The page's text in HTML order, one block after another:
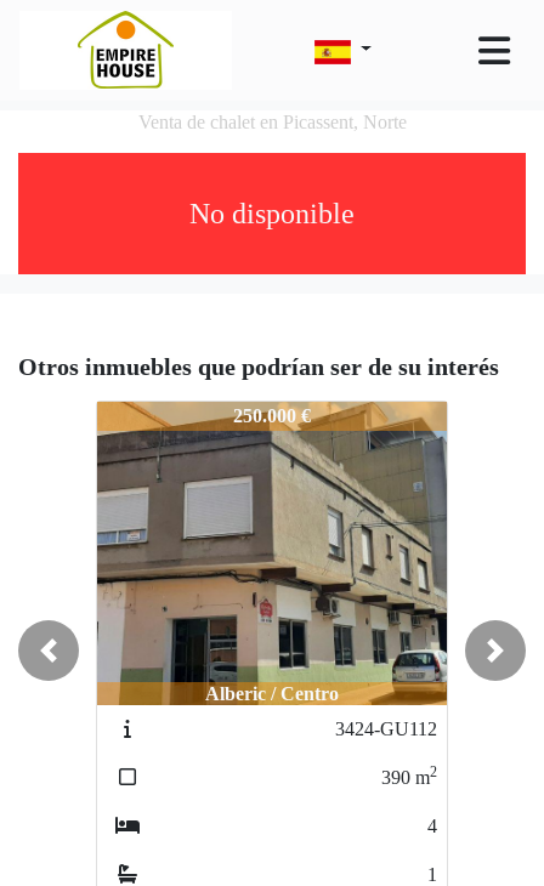
Venta de chalet en Picassent, Norte
No disponible
Otros inmuebles que podrían ser de su interés
6421-GU544 250.000 €
Alberic / Centro
3424-GU112
390 m2
4
1
Previous Next